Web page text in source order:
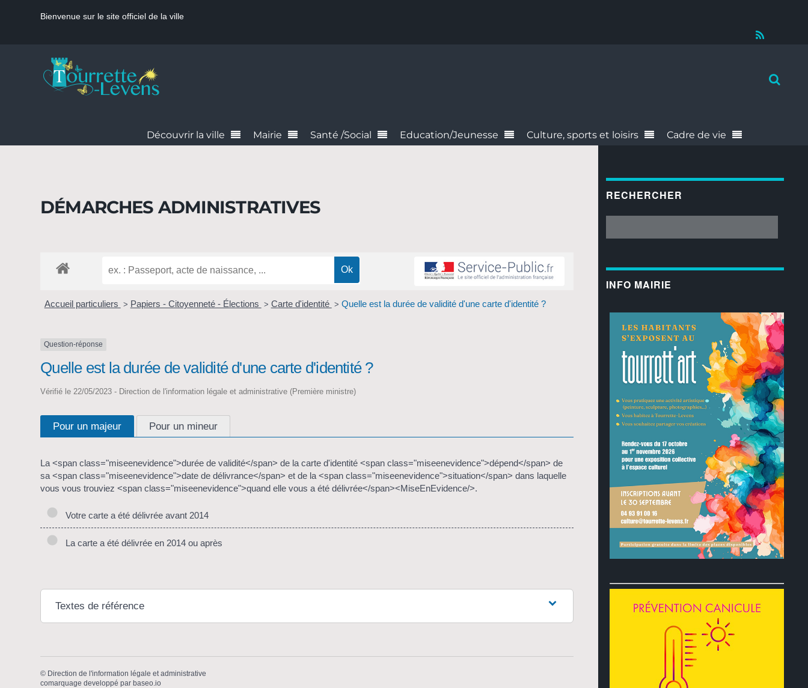
Bienvenue sur le site officiel de la ville
Découvrir la ville Mairie Santé /Social Education/Jeunesse Culture, sports et loisirs Cadre de vie
DÉMARCHES ADMINISTRATIVES
Accueil particuliers > Papiers - Citoyenneté - Élections > Carte d'identité > Quelle est la durée de validité d'une carte d'identité ?
Question-réponse
Quelle est la durée de validité d'une carte d'identité ?
Vérifié le 22/05/2023 - Direction de l'information légale et administrative (Première ministre)
Pour un majeur Pour un mineur
La <span class="miseenevidence">durée de validité</span> de la carte d'identité <span class="miseenevidence">dépend</span> de
sa <span class="miseenevidence">date de délivrance</span> et de la <span class="miseenevidence">situation</span> dans laquelle
vous vous trouviez <span class="miseenevidence">quand elle vous a été délivrée</span><MiseEnEvidence/>.
Votre carte a été délivrée avant 2014
La carte a été délivrée en 2014 ou après
Textes de référence
© Direction de l'information légale et administrative
comarquage developpé par baseo.io
RECHERCHER
INFO MAIRIE